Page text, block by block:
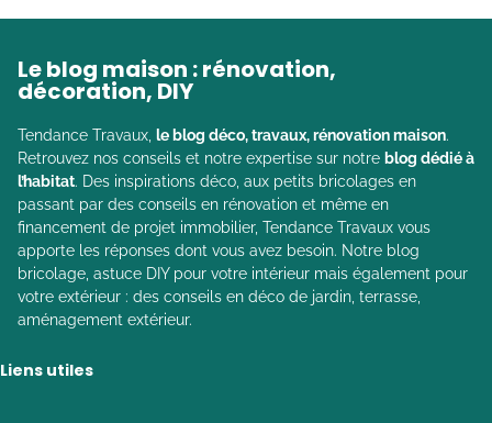
Le blog maison : rénovation,
décoration, DIY
Tendance Travaux, le blog déco, travaux, rénovation maison.
Retrouvez nos conseils et notre expertise sur notre blog dédié à
l’habitat. Des inspirations déco, aux petits bricolages en
passant par des conseils en rénovation et même en
financement de projet immobilier, Tendance Travaux vous
apporte les réponses dont vous avez besoin. Notre blog
bricolage, astuce DIY pour votre intérieur mais également pour
votre extérieur : des conseils en déco de jardin, terrasse,
aménagement extérieur.
Liens utiles